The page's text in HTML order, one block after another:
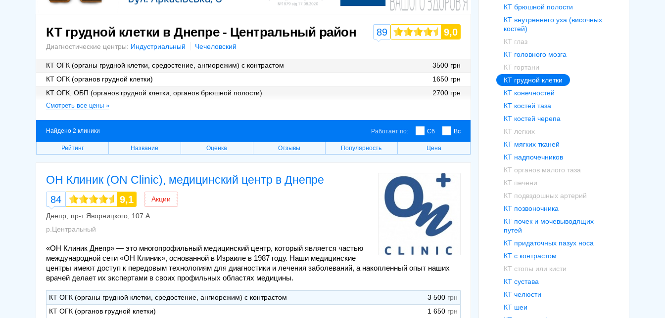
КТ грудной клетки в Днепре - Центральный район
Диагностические центры: Индустриальный Чечеловский
КТ ОГК (органы грудной клетки, средостение, ангиорежим) с контрастом
3500 грн
КТ ОГК (органов грудной клетки)
1650 грн
КТ ОГК, ОБП (органов грудной клетки, органов брюшной полости)
2700 грн
КТ ОГК, ОБП (органов грудной клетки, органов брюшной полости) с контрастом
КТ ОГК, БП, ОМТ (органов грудной клетки, брюшной полости, органов малого таза)
3500 грн
КТ ОГК, БП, ОМТ (органов грудной клетки, брюшной полости, органов малого таза) с контрастом
6000 грн
Смотреть все цены »
89 9,0
Найдено 2 клиники Работает по: Сб Вс
Рейтинг Название Оценка Отзывы Популярность Цена
ОН Клиник (ON Clinic), медицинский центр в Днепре
84 9,1 Акции
Днепр
пр-т Яворницкого, 107 А
р.Центральный
«ОН Клиник Днепр» — это многопрофильный медицинский центр, который является частью
международной сети «ОН Клиник», основанной в Израиле в 1987 году. Наши медицинские
центры имеют доступ к передовым технологиям для диагностики и лечения заболеваний, а накопленный опыт наших
врачей делает их экспертами в своих профильных областях медицины.
КТ ОГК (органы грудной клетки, средостение, ангиорежим) с контрастом
3 500
КТ ОГК (органов грудной клетки)
1 650
КТ брюшной полости
КТ внутреннего уха (височных
костей)
КТ глаз
КТ головного мозга
КТ гортани
КТ грудной клетки
КТ конечностей
КТ костей таза
КТ костей черепа
КТ легких
КТ мягких тканей
КТ надпочечников
КТ органов малого таза
КТ печени
КТ подвздошных артерий
КТ позвоночника
КТ почек и мочевыводящих
путей
КТ придаточных пазух носа
КТ с контрастом
КТ стопы или кисти
КТ сустава
КТ челюсти
КТ шеи